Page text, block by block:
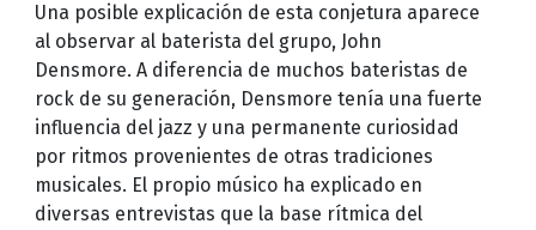
Una posible explicación de esta conjetura aparece
al observar al baterista del grupo, John
Densmore. A diferencia de muchos bateristas de
rock de su generación, Densmore tenía una fuerte
influencia del jazz y una permanente curiosidad
por ritmos provenientes de otras tradiciones
musicales. El propio músico ha explicado en
diversas entrevistas que la base rítmica del